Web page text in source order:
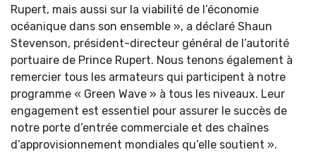
Rupert, mais aussi sur la viabilité de l’économie
océanique dans son ensemble », a déclaré Shaun
Stevenson, président-directeur général de l’autorité
portuaire de Prince Rupert. Nous tenons également à
remercier tous les armateurs qui participent à notre
programme « Green Wave » à tous les niveaux. Leur
engagement est essentiel pour assurer le succès de
notre porte d’entrée commerciale et des chaînes
d’approvisionnement mondiales qu’elle soutient ».